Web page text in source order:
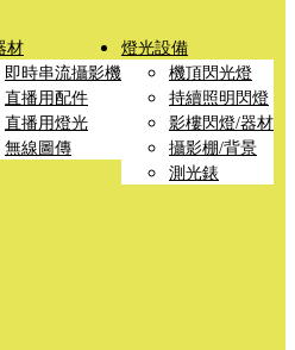
材
即時串流攝影機
直播用配件
直播用燈光
無線圖傳
燈光設備
機頂閃光燈
持續照明閃燈
影樓閃燈/器材
攝影棚/背景
測光錶